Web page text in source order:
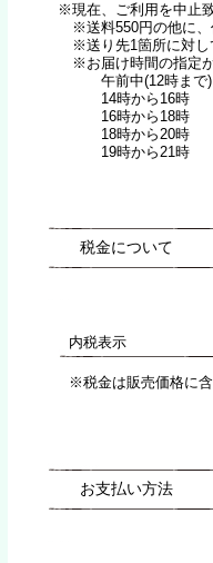
※現在、ご利用を中止
※送料550円の他に、
※送り先1箇所に対し
※お届け時間の指定が
午前中(12時まで)
14時から16時
16時から18時
18時から20時
19時から21時
税金について
内税表示
※税金は販売価格に
お支払い方法